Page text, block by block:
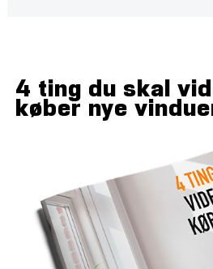
4 ting du skal
køber nye